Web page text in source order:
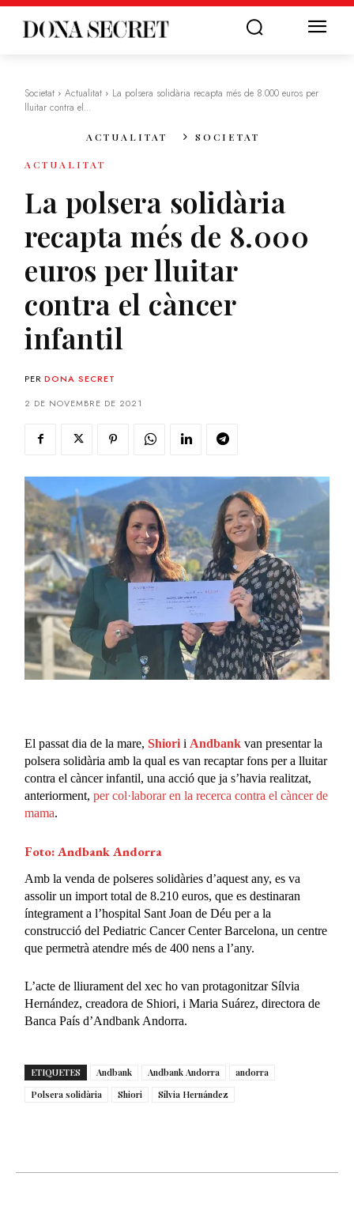
Societat Actualitat
La polsera solidària recapta més de 8.000 euros per
lluitar contra el...
ACTUALITAT SOCIETAT
ACTUALITAT
La polsera solidària
recapta més de 8.000
euros per lluitar
contra el càncer
infantil
PER DONA SECRET
2 DE NOVEMBRE DE 2021
El passat dia de la mare,Shiori i Andbank van presentar la
polsera solidària amb la qual es van recaptar fons per a lluitar
contra el càncer infantil, una acció que ja s’havia realitzat,
anteriorment,per col·laborar en la recerca contra el càncer de
mama.
Foto: Andbank Andorra
Amb la venda de polseres solidàries d’aquest any, es va
assolir un import total de 8.210 euros, que es destinaran
íntegrament a l’hospital Sant Joan de Déu per a la
construcció del Pediatric Cancer Center Barcelona, un centre
que permetrà atendre més de 400 nens a l’any.
L’acte de lliurament del xec ho van protagonitzar Sílvia
Hernández, creadora de Shiori, i Maria Suárez, directora de
Banca País d’Andbank Andorra.
ETIQUETES Andbank Andbank Andorra
andorra
Polsera solidària
Shiori Sílvia Hernández